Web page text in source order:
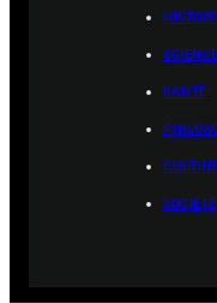
SANTÉ
SOCIÉTÉ